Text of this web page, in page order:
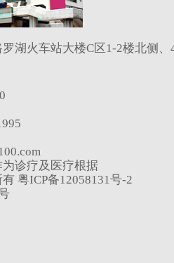
湖火车站大楼C区1-2楼北侧、
诊疗及医疗根据
粤ICP备12058131号-2